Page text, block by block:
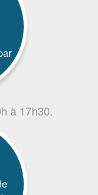
à 17h30.